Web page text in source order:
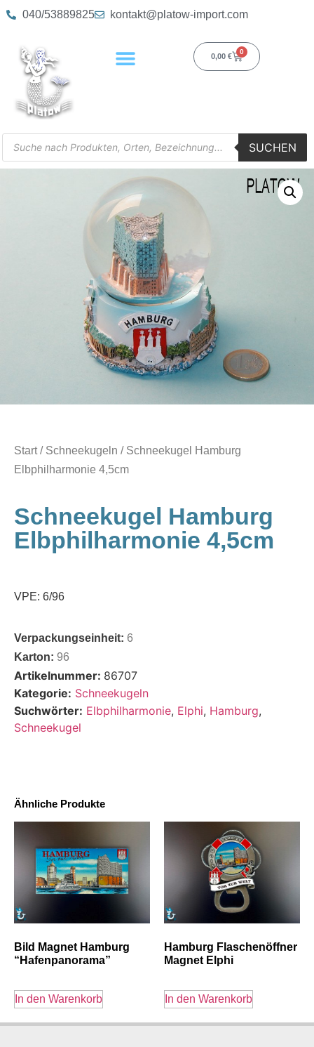
040/53889825 kontakt@platow-import.com
0,00 €
0
SUCHEN
Start/ Schneekugeln / Schneekugel Hamburg
Elbphilharmonie 4,5cm
Schneekugel Hamburg
Elbphilharmonie 4,5cm
VPE: 6/96
Verpackungseinheit: 6
Karton: 96
Artikelnummer: 86707
Kategorie: Schneekugeln
Suchwörter: Elbphilharmonie, Elphi, Hamburg,
Schneekugel
Ähnliche Produkte
Bild Magnet Hamburg
“Hafenpanorama”
In den Warenkorb
Hamburg Flaschenöffner
Magnet Elphi
In den Warenkorb